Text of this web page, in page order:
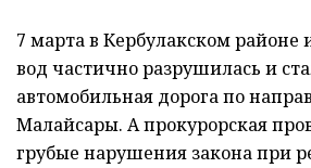
7 марта в Кербулакском районе
вод частично разрушилась и
автомобильная дорога по
Малайсары. А прокурорская
грубые нарушения закона при